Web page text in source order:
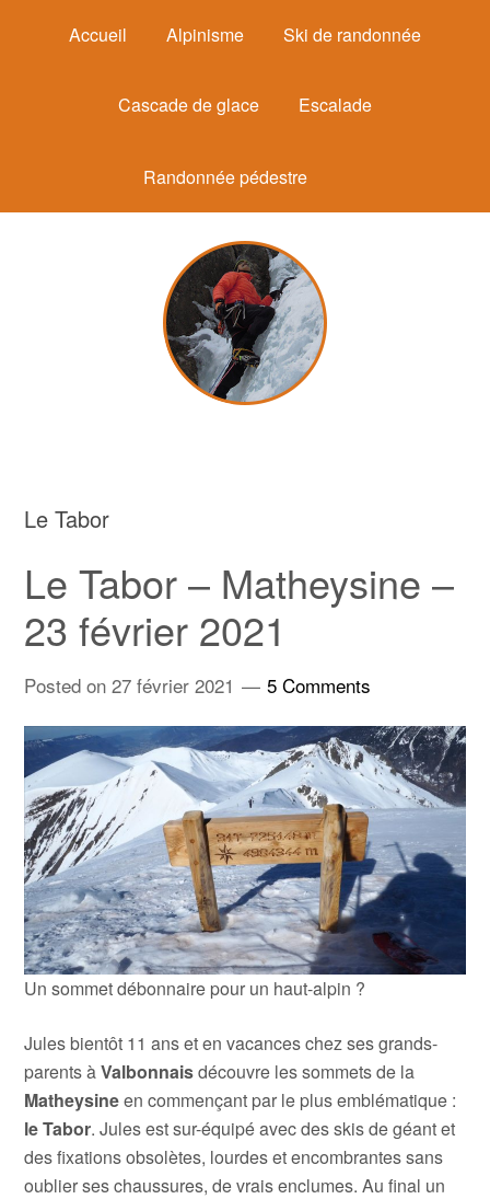
Accueil Alpinisme Ski de randonnée
Cascade de glace Escalade
Randonnée pédestre
Le Tabor
Le Tabor – Matheysine –
23 février 2021
Posted on27 février 2021 5 Comments
Un sommet débonnaire pour un haut-alpin ?
Jules bientôt 11 ans et en vacances chez ses grands-
parents àValbonnaisdécouvre les sommets de la
Matheysineen commençant par le plus emblématique :
le Tabor. Jules est sur-équipé avec des skis de géant et
des fixations obsolètes, lourdes et encombrantes sans
oublier ses chaussures, de vrais enclumes. Au final un